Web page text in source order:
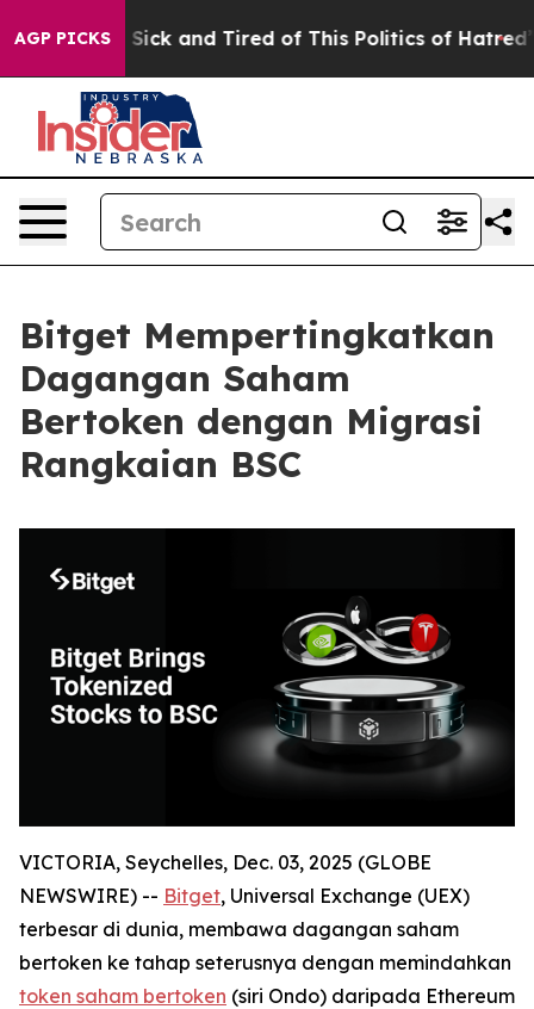
AGP PICKS
Are Sick and Tired of This Politics of Hatred” The
Bitget Mempertingkatkan
Dagangan Saham
Bertoken dengan Migrasi
Rangkaian BSC
VICTORIA, Seychelles, Dec. 03, 2025 (GLOBE
NEWSWIRE) -- Bitget, Universal Exchange (UEX)
terbesar di dunia, membawa dagangan saham
bertoken ke tahap seterusnya dengan memindahkan
token saham bertoken (siri Ondo) daripada Ethereum